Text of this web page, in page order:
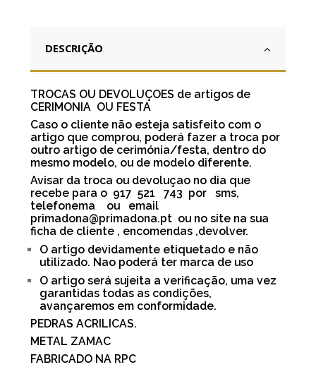
DESCRIÇÃO
TROCAS OU DEVOLUÇOES de artigos de
CERIMONIA OU FESTA
Caso o cliente não esteja satisfeito com o
artigo que comprou, poderá fazer a troca por
outro artigo de cerimónia/festa, dentro do
mesmo modelo, ou de modelo diferente.
Avisar da troca ou devoluçao no dia que
recebe para o 917 521 743 por sms,
telefonema ou email
primadona@primadona.pt ou no site na sua
ficha de cliente , encomendas ,devolver.
O artigo devidamente etiquetado e não
utilizado. Nao poderá ter marca de uso
O artigo será sujeita a verificação, uma vez
garantidas todas as condições,
avançaremos em conformidade.
PEDRAS ACRILICAS.
METAL ZAMAC
FABRICADO NA RPC